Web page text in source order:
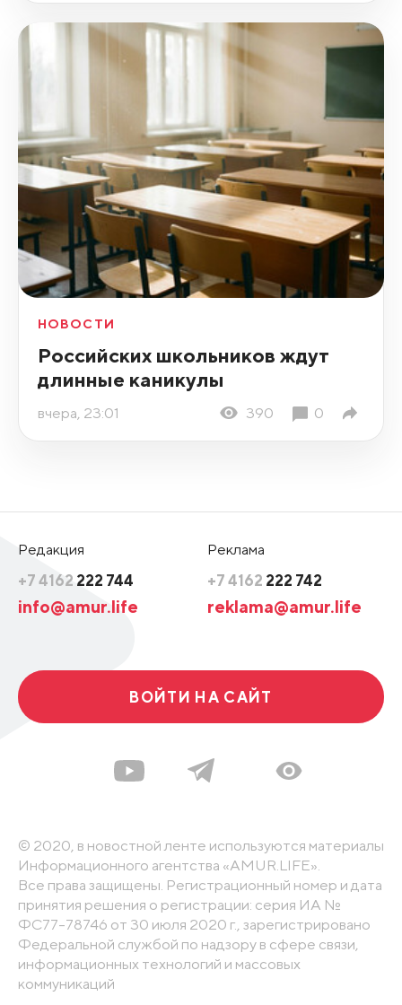
НОВОСТИ
Российских школьников ждут
длинные каникулы
вчера, 23:01 390 0
Редакция
+7 4162 222 744
info@amur.life
Реклама
+7 4162 222 742
reklama@amur.life
ВОЙТИ НА САЙТ
© 2020, в новостной ленте используются материалы
Информационного агентства «AMUR.LIFE».
Все права защищены. Регистрационный номер и дата
принятия решения о регистрации: серия ИА №
ФС77-78746 от 30 июля 2020 г., зарегистрировано
Федеральной службой по надзору в сфере связи,
информационных технологий и массовых
коммуникаций